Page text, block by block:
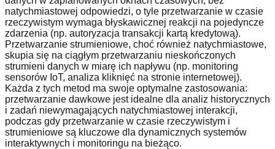
natychmiastowej odpowiedzi, o tyle przetwarzanie w czasie
rzeczywistym wymaga błyskawicznej reakcji na pojedyncze
zdarzenia (np. autoryzacja transakcji kartą kredytową).
Przetwarzanie strumieniowe, choć również natychmiastowe,
skupia się na ciągłym przetwarzaniu nieskończonych
strumieni danych w miarę ich napływu (np. monitoring
sensorów IoT, analiza kliknięć na stronie internetowej).
Każda z tych metod ma swoje optymalne zastosowania:
przetwarzanie dawkowe jest idealne dla analiz historycznych
i zadań niewymagających natychmiastowej interakcji,
podczas gdy przetwarzanie w czasie rzeczywistym i
strumieniowe są kluczowe dla dynamicznych systemów
interaktywnych i monitoringu na bieżąco.